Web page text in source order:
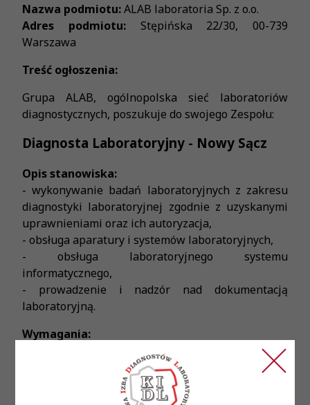
Nazwa podmiotu:ALAB laboratoria Sp. z o.o.
Adres podmiotu:Stępińska 22/30, 00-739
Warszawa
Treść ogłoszenia:
Grupa ALAB, ogólnopolska sieć laboratoriów
diagnostycznych, poszukuje do swojego Zespołu:
Diagnosta Laboratoryjny - Nowy Sącz
Opis stanowiska:
- wykonywanie badań laboratoryjnych z zakresu
diagnostyki laboratoryjnej zgodnie z uzyskanymi
uprawnieniami oraz ich autoryzacja,
- obsługa aparatury i systemów laboratoryjnych,
- obsługa laboratoryjnego systemu
informatycznego,
- prowadzenie i nadzór nad dokumentacją
laboratoryjną.
Wymagania:
- czynne Prawo Wykonywania Zawodu Diagnosty
- rozwinięte umiejętności manualne w pracy